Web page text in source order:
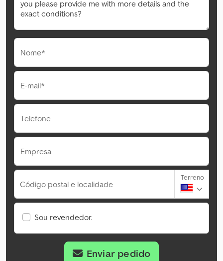
Nome*
E-mail*
Telefone
Empresa
Código postal e localidade
Terreno
Sou revendedor.
Enviar pedido